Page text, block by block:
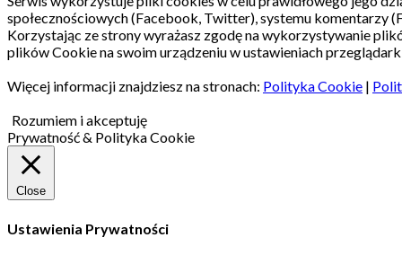
społecznościowych (Facebook, Twitter), systemu komentarzy
Korzystając ze strony wyrażasz zgodę na wykorzystywanie
plików Cookie na swoim urządzeniu w ustawieniach
Więcej informacji znajdziesz na stronach: Polityka Cookie |
Rozumiem i akceptuję
Prywatność & Polityka Cookie
Close
Ustawienia Prywatności